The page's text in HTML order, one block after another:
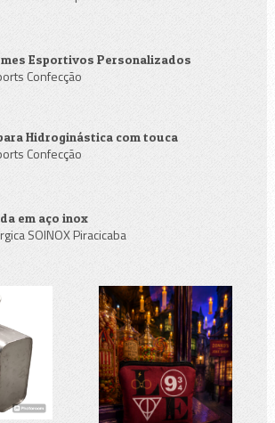
Esportivos Personalizados
Confecção
Hidroginástica com touca
Confecção
em aço inox
SOINOX Piracicaba